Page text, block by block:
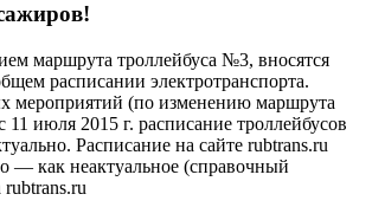
маршрута троллейбуса №3, вносятся
расписании электротранспорта.
мероприятий (по изменению маршрута
11 июля 2015 г. расписание троллейбусов
Расписание на сайте rubtrans.ru
— как неактуальное (справочный